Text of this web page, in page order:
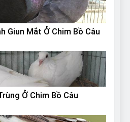
Giun Mắt Ở Chim Bồ Câu
Ở Chim Bồ Câu